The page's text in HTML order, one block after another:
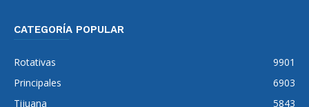
CATEGORÍA POPULAR
Rotativas
9901
Principales
6903
Tijuana
5843